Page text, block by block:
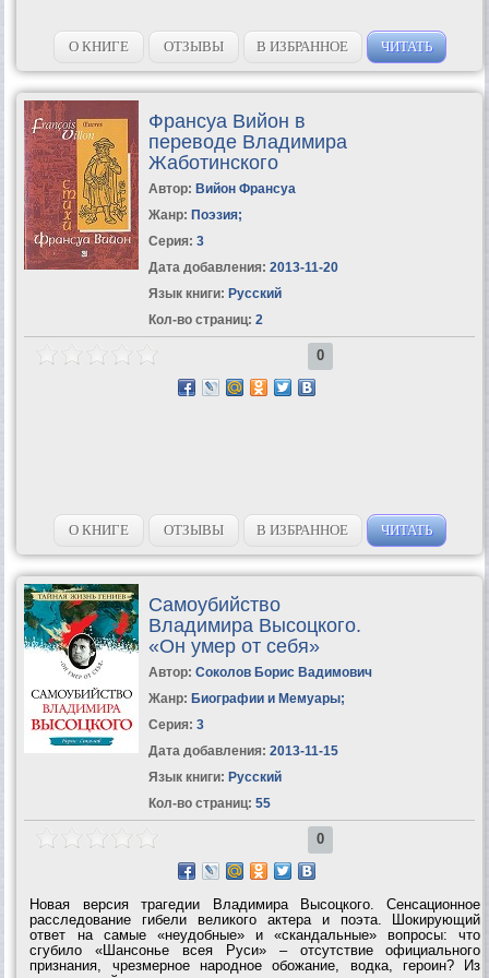
О КНИГЕ ОТЗЫВЫ В ИЗБРАННОЕ ЧИТАТЬ
Франсуа Вийон в
переводе Владимира
Жаботинского
Автор: Вийон Франсуа
Жанр: Поэзия;
Серия: 3
Дата добавления: 2013-11-20
Язык книги: Русский
Кол-во страниц: 2
0
О КНИГЕ ОТЗЫВЫ В ИЗБРАННОЕ ЧИТАТЬ
Самоубийство
Владимира Высоцкого.
«Он умер от себя»
Автор: Соколов Борис Вадимович
Жанр: Биографии и Мемуары;
Серия: 3
Дата добавления: 2013-11-15
Язык книги: Русский
Кол-во страниц: 55
0
Новая версия трагедии Владимира Высоцкого. Сенсационное
расследование гибели великого актера и поэта. Шокирующий
ответ на самые «неудобные» и «скандальные» вопросы: что
сгубило «Шансонье всея Руси» – отсутствие официального
признания, чрезмерное народное обожание, водка, героин? Из